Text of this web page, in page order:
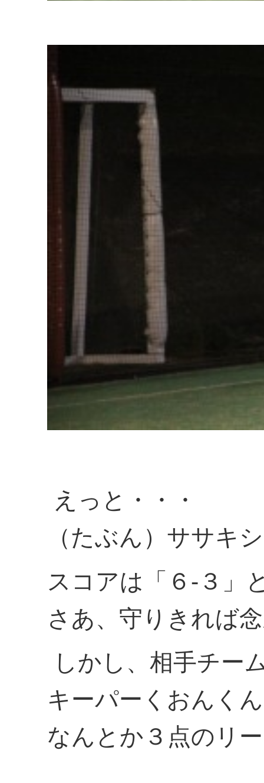
えっと・・・
（たぶん）ササキ
スコアは「６-３」
さあ、守りきれば
しかし、相手チー
キーパーくおんく
なんとか３点のリ